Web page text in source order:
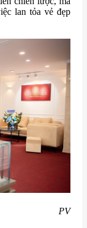
lan tỏa vẻ đẹp
PV